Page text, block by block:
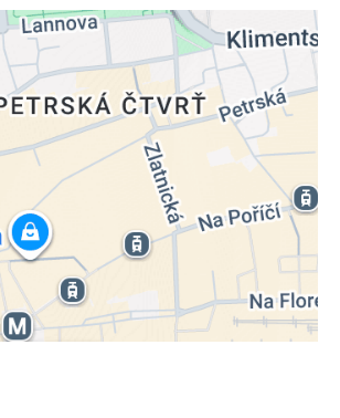
en een bureau met stoel. De
hebben dezelfde voorzieningen
bed. Verblijf is op basis van logies &
wordt geserveerd in buffetvorm.